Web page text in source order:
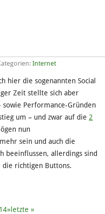
Internet
hier die sogenannten Social
Zeit stellte sich aber
sowie Performance-Gründen
um – und zwar auf die 2
nun
sein und auch die
beeinflussen, allerdings sind
richtigen Buttons.
14» letzte »